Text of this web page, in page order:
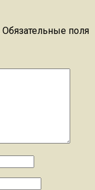
Обязательные поля